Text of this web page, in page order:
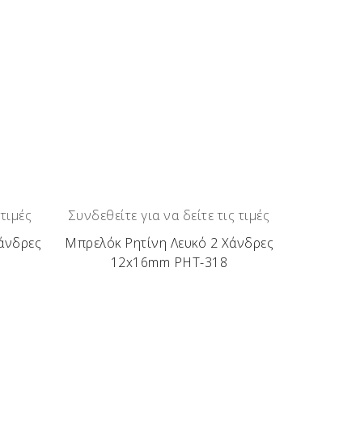
Συνδεθείτε για να δείτε τις τιμές
Μπρελόκ Ρητίνη Λευκό 2 Χάνδρες
12x16mm ΡΗΤ-318